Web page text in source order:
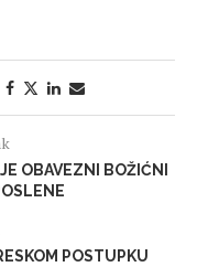
OBAVEZNI BOŽIĆNI
POSTUPKU